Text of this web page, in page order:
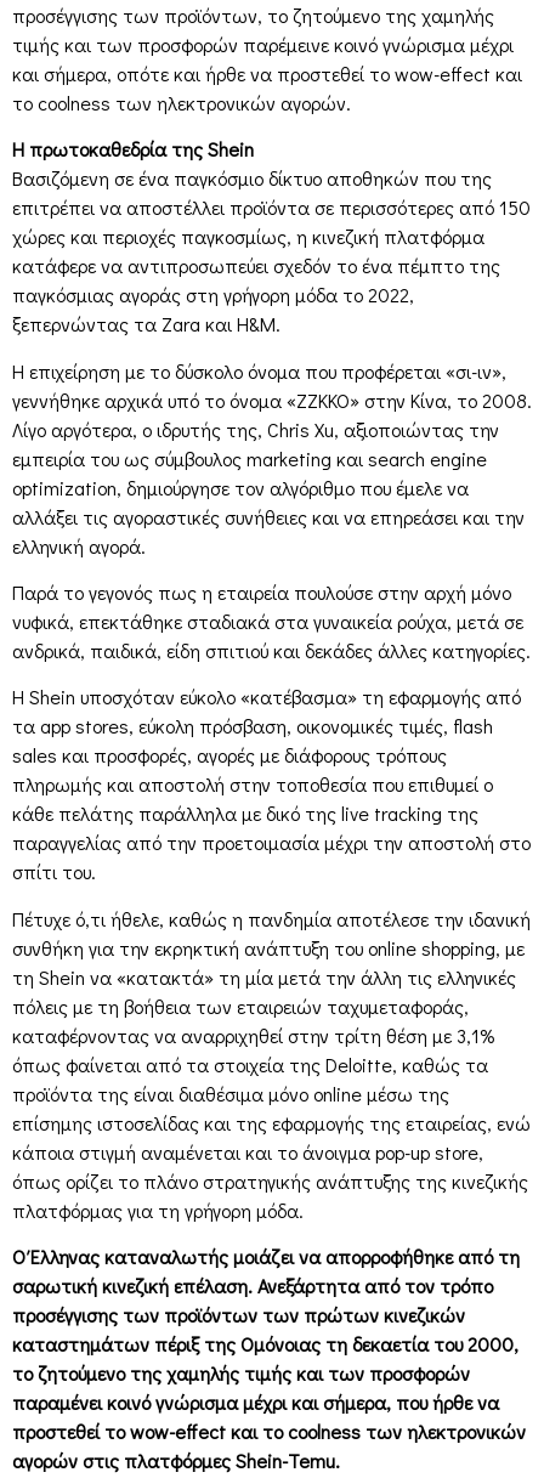
προσέγγισης των προϊόντων, το ζητούμενο της χαμηλής
τιμής και των προσφορών παρέμεινε κοινό γνώρισμα μέχρι
και σήμερα, οπότε και ήρθε να προστεθεί το wow-effect και
το coolness των ηλεκτρονικών αγορών.
Η πρωτοκαθεδρία της Shein
Βασιζόμενη σε ένα παγκόσμιο δίκτυο αποθηκών που της
επιτρέπει να αποστέλλει προϊόντα σε περισσότερες από 150
χώρες και περιοχές παγκοσμίως, η κινεζική πλατφόρμα
κατάφερε να αντιπροσωπεύει σχεδόν το ένα πέμπτο της
παγκόσμιας αγοράς στη γρήγορη μόδα το 2022,
ξεπερνώντας τα Zara και H&M.
H επιχείρηση με το δύσκολο όνομα που προφέρεται «σι-ιν»,
γεννήθηκε αρχικά υπό το όνομα «ZZKKO» στην Κίνα, το 2008.
Λίγο αργότερα, ο ιδρυτής της, Chris Xu, αξιοποιώντας την
εμπειρία του ως σύμβουλος marketing και search engine
optimization, δημιούργησε τον αλγόριθμο που έμελε να
αλλάξει τις αγοραστικές συνήθειες και να επηρεάσει και την
ελληνική αγορά.
Παρά το γεγονός πως η εταιρεία πουλούσε στην αρχή μόνο
νυφικά, επεκτάθηκε σταδιακά στα γυναικεία ρούχα, μετά σε
ανδρικά, παιδικά, είδη σπιτιού και δεκάδες άλλες κατηγορίες.
Η Shein υποσχόταν εύκολο «κατέβασμα» τη εφαρμογής από
τα app stores, εύκολη πρόσβαση, οικονομικές τιμές, flash
sales και προσφορές, αγορές με διάφορους τρόπους
πληρωμής και αποστολή στην τοποθεσία που επιθυμεί ο
κάθε πελάτης παράλληλα με δικό της live tracking της
παραγγελίας από την προετοιμασία μέχρι την αποστολή στο
σπίτι του.
Πέτυχε ό,τι ήθελε, καθώς η πανδημία αποτέλεσε την ιδανική
συνθήκη για την εκρηκτική ανάπτυξη του online shopping, με
τη Shein να «κατακτά» τη μία μετά την άλλη τις ελληνικές
πόλεις με τη βοήθεια των εταιρειών ταχυμεταφοράς,
καταφέρνοντας να αναρριχηθεί στην τρίτη θέση με 3,1%
όπως φαίνεται από τα στοιχεία της Deloitte, καθώς τα
προϊόντα της είναι διαθέσιμα μόνο online μέσω της
επίσημης ιστοσελίδας και της εφαρμογής της εταιρείας, ενώ
κάποια στιγμή αναμένεται και το άνοιγμα pop-up store,
όπως ορίζει το πλάνο στρατηγικής ανάπτυξης της κινεζικής
πλατφόρμας για τη γρήγορη μόδα.
Ο Έλληνας καταναλωτής μοιάζει να απορροφήθηκε από τη
σαρωτική κινεζική επέλαση. Ανεξάρτητα από τον τρόπο
προσέγγισης των προϊόντων των πρώτων κινεζικών
καταστημάτων πέριξ της Ομόνοιας τη δεκαετία του 2000,
το ζητούμενο της χαμηλής τιμής και των προσφορών
παραμένει κοινό γνώρισμα μέχρι και σήμερα, που ήρθε να
προστεθεί το wow-effect και το coolness των ηλεκτρονικών
αγορών στις πλατφόρμες Shein-Temu.